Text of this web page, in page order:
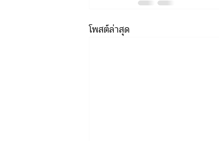
โพสต์ล่าสุด